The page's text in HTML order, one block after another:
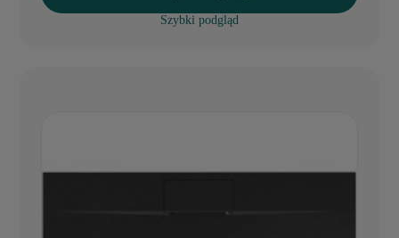
Szybki podgląd